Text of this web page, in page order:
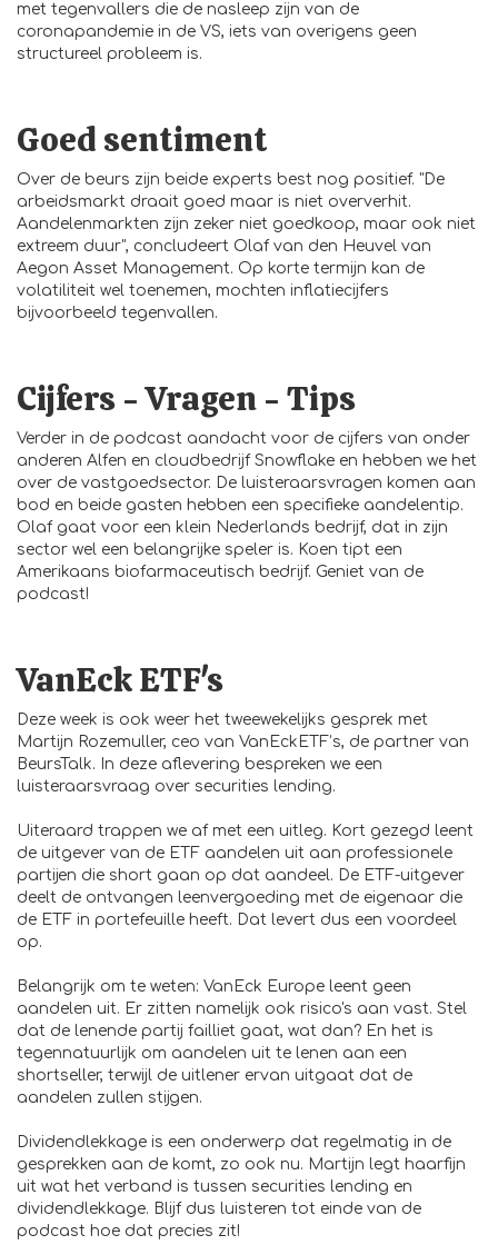
met tegenvallers die de nasleep zijn van de
coronapandemie in de VS, iets van overigens geen
structureel probleem is.
Goed sentiment
Over de beurs zijn beide experts best nog positief. "De
arbeidsmarkt draait goed maar is niet oververhit.
Aandelenmarkten zijn zeker niet goedkoop, maar ook niet
extreem duur", concludeert Olaf van den Heuvel van
Aegon Asset Management. Op korte termijn kan de
volatiliteit wel toenemen, mochten inflatiecijfers
bijvoorbeeld tegenvallen.
Cijfers - Vragen - Tips
Verder in de podcast aandacht voor de cijfers van onder
anderen Alfen en cloudbedrijf Snowflake en hebben we het
over de vastgoedsector. De luisteraarsvragen komen aan
bod en beide gasten hebben een specifieke aandelentip.
Olaf gaat voor een klein Nederlands bedrijf, dat in zijn
sector wel een belangrijke speler is. Koen tipt een
Amerikaans biofarmaceutisch bedrijf. Geniet van de
podcast!
VanEck ETF's
Deze week is ook weer het tweewekelijks gesprek met
Martijn Rozemuller, ceo van VanEckETF’s, de partner van
BeursTalk. In deze aflevering bespreken we een
luisteraarsvraag over securities lending.
Uiteraard trappen we af met een uitleg. Kort gezegd leent
de uitgever van de ETF aandelen uit aan professionele
partijen die short gaan op dat aandeel. De ETF-uitgever
deelt de ontvangen leenvergoeding met de eigenaar die
de ETF in portefeuille heeft. Dat levert dus een voordeel
op.
Belangrijk om te weten: VanEck Europe leent geen
aandelen uit. Er zitten namelijk ook risico's aan vast. Stel
dat de lenende partij failliet gaat, wat dan? En het is
tegennatuurlijk om aandelen uit te lenen aan een
shortseller, terwijl de uitlener ervan uitgaat dat de
aandelen zullen stijgen.
Dividendlekkage is een onderwerp dat regelmatig in de
gesprekken aan de komt, zo ook nu. Martijn legt haarfijn
uit wat het verband is tussen securities lending en
dividendlekkage. Blijf dus luisteren tot einde van de
podcast hoe dat precies zit!